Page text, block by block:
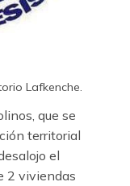
Lafkenche.
que se
territorial
el
2 viviendas